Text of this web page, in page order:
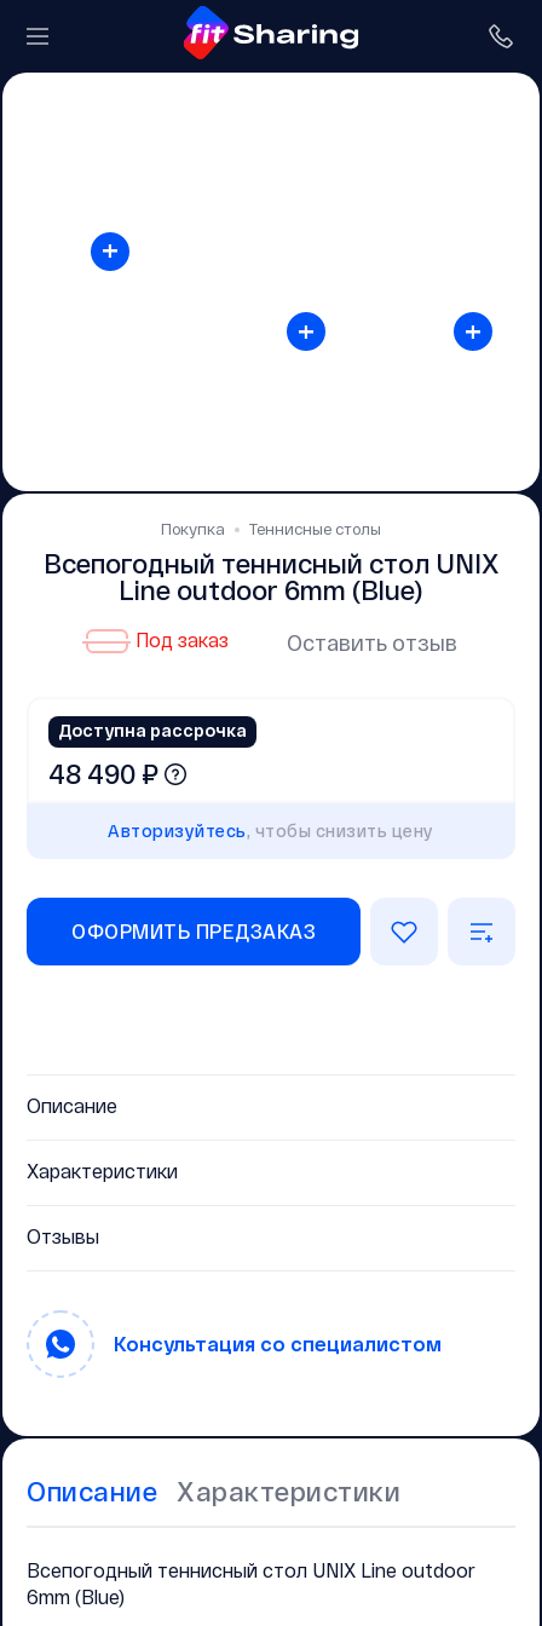
+
+
+
Описание Характеристики
Всепогодный теннисный стол UNIX Line outdoor
6mm (Blue)
Покупка Теннисные столы
Всепогодный теннисный стол UNIX
Line outdoor 6mm (Blue)
Под заказ Оставить отзыв
Доступна рассрочка
48 490 ₽
Авторизуйтесь, чтобы снизить цену
ОФОРМИТЬ ПРЕДЗАКАЗ
Описание
Характеристики
Отзывы
Консультация со специалистом